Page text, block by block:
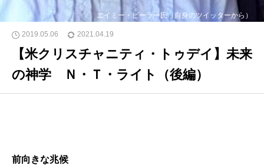
エイミー・ピーラー氏（自身のツイッターから）
2019.05.06 2021.04.19
【米クリスチャニティ・トゥデイ】未来
の神学 Ｎ・Ｔ・ライト（後編）
前向きな兆候